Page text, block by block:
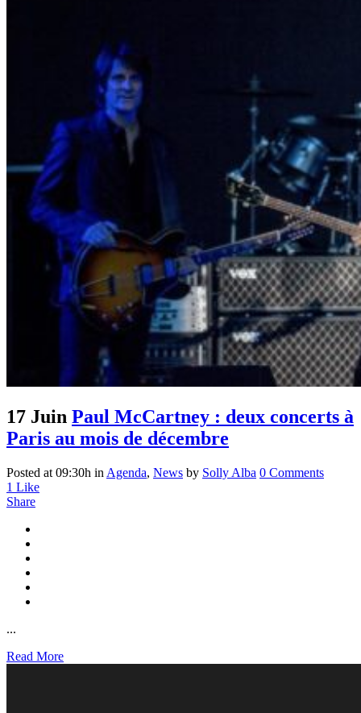
17 Juin Paul McCartney : deux concerts à
Paris au mois de décembre
Posted at 09:30h in Agenda, News by Solly Alba 0 Comments
1 Like
Share
...
Read More